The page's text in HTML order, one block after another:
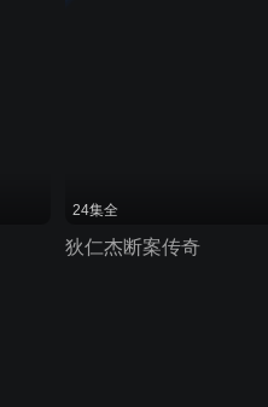
24集全
狄仁杰断案传奇